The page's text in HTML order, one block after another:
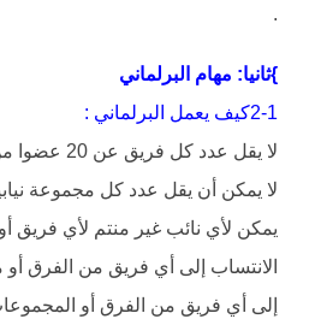
.
}ثانيا: مهام البرلماني
2-1كيف يعمل البرلماني :
لا يقل عدد كل فريق عن 20 عضوا من غير المنتسبين؛
لا يمكن أن يقل عدد كل مجموعة
يمكن لأي نائب غير منتم لأي فريق
الانتساب إلى أي فريق من الفرق أو
إلى أي فريق من الفرق أو المجموعات